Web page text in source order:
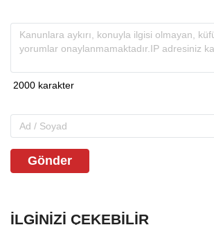
Gönder
İLGINIZI ÇEKEBILIR